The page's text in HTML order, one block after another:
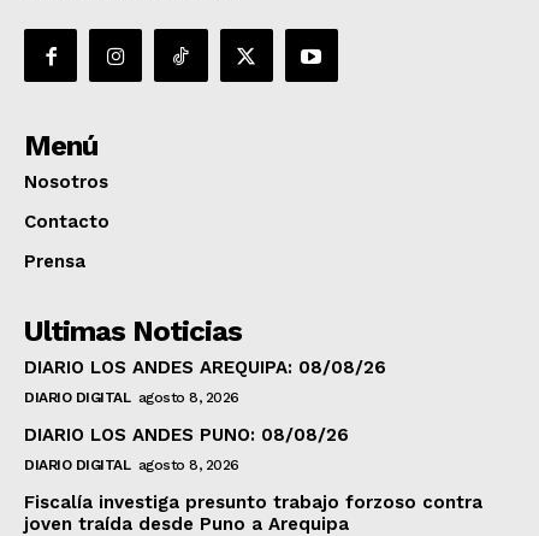
Menú
Nosotros
Contacto
Prensa
Ultimas Noticias
DIARIO LOS ANDES AREQUIPA: 08/08/26
DIARIO DIGITAL agosto 8, 2026
DIARIO LOS ANDES PUNO: 08/08/26
DIARIO DIGITAL agosto 8, 2026
Fiscalía investiga presunto trabajo forzoso contra
joven traída desde Puno a Arequipa